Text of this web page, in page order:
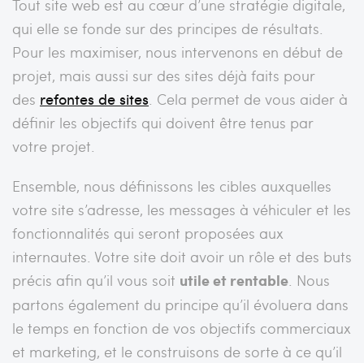
Tout site web est au cœur d’une stratégie digitale,
qui elle se fonde sur des principes de résultats.
Pour les maximiser, nous intervenons en début de
projet, mais aussi sur des sites déjà faits pour
des refontes de sites. Cela permet de vous aider à
définir les objectifs qui doivent être tenus par
votre projet.
Ensemble, nous définissons les cibles auxquelles
votre site s’adresse, les messages à véhiculer et les
fonctionnalités qui seront proposées aux
internautes. Votre site doit avoir un rôle et des buts
précis afin qu’il vous soit utile et rentable. Nous
partons également du principe qu’il évoluera dans
le temps en fonction de vos objectifs commerciaux
et marketing, et le construisons de sorte à ce qu’il